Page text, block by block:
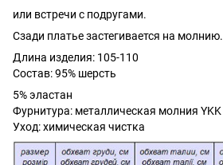
или встречи с подругами.
Сзади платье застегивается на молнию.
Длина изделия: 105-110
Состав: 95% шерсть
5% эластан
Фурнитура: металлическая молния YKK
Уход: химическая чистка